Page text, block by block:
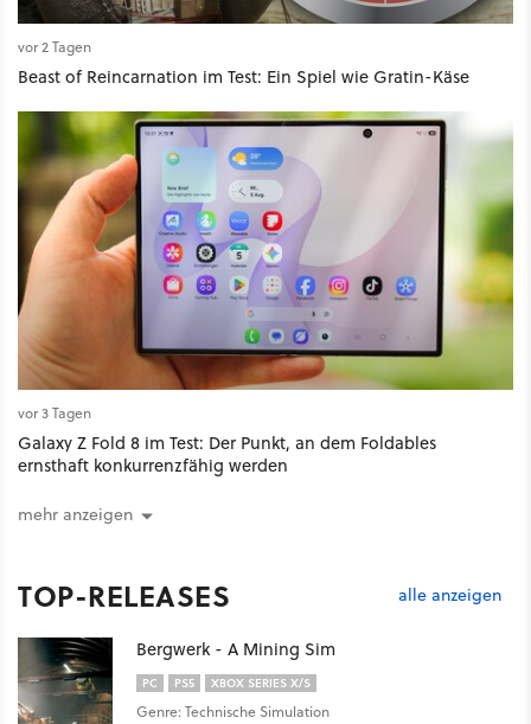
vor 2 Tagen
Beast of Reincarnation im Test: Ein Spiel wie Gratin-Käse
vor 3 Tagen
Galaxy Z Fold 8 im Test: Der Punkt, an dem Foldables
ernsthaft konkurrenzfähig werden
mehr anzeigen
TOP-RELEASES alle anzeigen
Bergwerk - A Mining Sim
PC PS5 XBOX SERIES X/S
Genre: Technische Simulation